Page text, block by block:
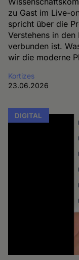
zu Gast im Live-
spricht über die
Verstehens in
verbunden ist.
wir die moderne
Kortizes
23.06.2026
DIGITAL